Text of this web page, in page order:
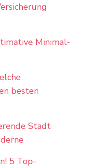
Minimal-
besten
Stadt
5 Top-